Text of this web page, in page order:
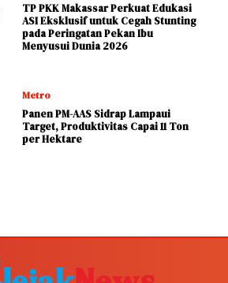
TP PKK Makassar Perkuat Edukasi
ASI Eksklusif untuk Cegah Stunting
pada Peringatan Pekan Ibu
Menyusui Dunia 2026
Metro
Panen PM-AAS Sidrap Lampaui
Target, Produktivitas Capai 11 Ton
per Hektare